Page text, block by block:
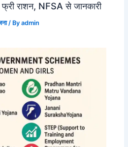
राशन, NFSA से जानकारी
/ Byadmin